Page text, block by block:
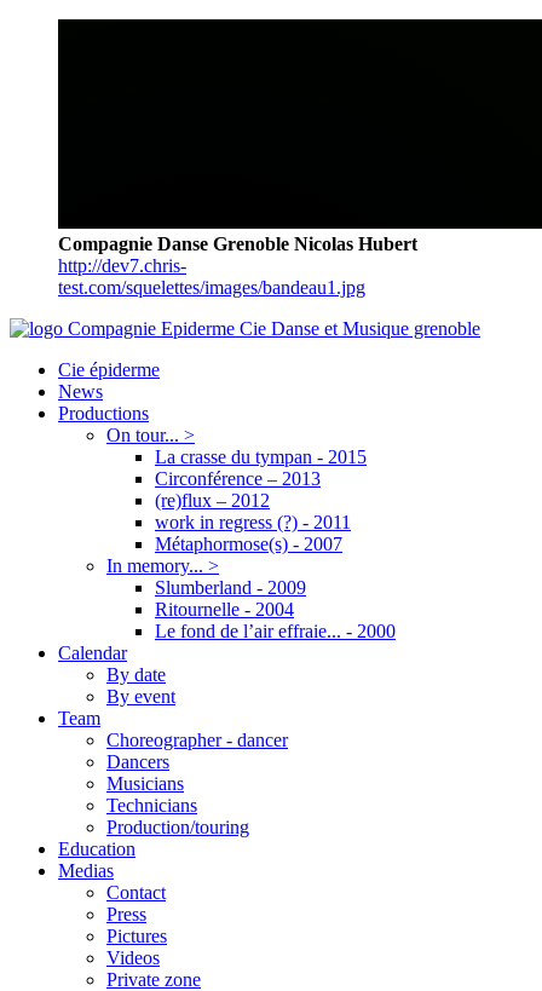
Compagnie Danse Grenoble Nicolas Hubert
http://dev7.chris-
test.com/squelettes/images/bandeau1.jpg
Cie épiderme
News
Productions
On tour... >
La crasse du tympan - 2015
Circonférence – 2013
(re)flux – 2012
work in regress (?) - 2011
Métaphormose(s) - 2007
In memory... >
Slumberland - 2009
Ritournelle - 2004
Le fond de l’air effraie... - 2000
Calendar
By date
By event
Team
Choreographer - dancer
Dancers
Musicians
Technicians
Production/touring
Education
Medias
Contact
Press
Pictures
Videos
Private zone